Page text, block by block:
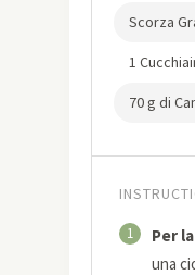
Scorza
1
70 g di
1 Per
una